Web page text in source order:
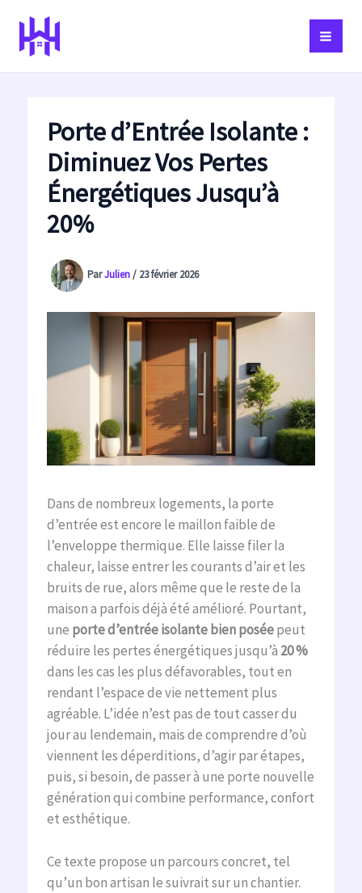
contenu
Porte d’Entrée Isolante :
Diminuez Vos Pertes
Énergétiques Jusqu’à
20%
ParJulien/ 23 février 2026
Dans de nombreux logements, la porte
d’entrée est encore le maillon faible de
l’enveloppe thermique. Elle laisse filer la
chaleur, laisse entrer les courants d’air et les
bruits de rue, alors même que le reste de la
maison a parfois déjà été amélioré. Pourtant,
une porte d’entrée isolante bien poséepeut
réduire les pertes énergétiques jusqu’à 20 %
dans les cas les plus défavorables, tout en
rendant l’espace de vie nettement plus
agréable. L’idée n’est pas de tout casser du
jour au lendemain, mais de comprendre d’où
viennent les déperditions, d’agir par étapes,
puis, si besoin, de passer à une porte nouvelle
génération qui combine performance, confort
et esthétique.
Ce texte propose un parcours concret, tel
qu’un bon artisan le suivrait sur un chantier.